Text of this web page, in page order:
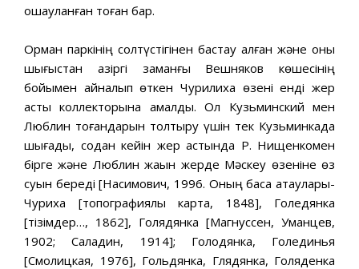
оқшауланған тоған бар.
Орман паркінің солтүстігінен бастау алған және оны
шығыстан қазіргі заманғы Вешняков көшесінің
бойымен айналып өткен Чурилиха өзені енді жер
асты коллекторына қамалды. Ол Кузьминский мен
Люблин тоғандарын толтыру үшін тек Кузьминкада
шығады, содан кейін жер астында Р. Нищенкомен
бірге және Люблин жақын жерде Мәскеу өзеніне өз
суын береді [Насимович, 1996. Оның басқа атаулары-
Чуриха [топографиялық карта, 1848], Голедянка
[тізімдер…, 1862], Голядянка [Магнуссен, Уманцев,
1902; Саладин, 1914]; Голодянка, Голединья
[Смолицкая, 1976], Гольдянка, Глядянка, Голяденка